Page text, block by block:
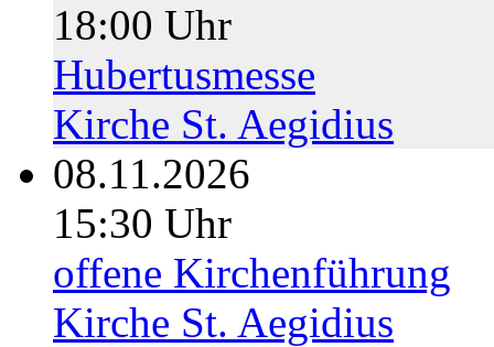
18:00 Uhr
Hubertusmesse
Kirche St. Aegidius
08.11.2026
15:30 Uhr
offene Kirchenführung
Kirche St. Aegidius